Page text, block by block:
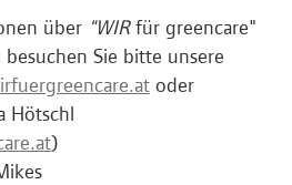
über "WIRfür greencare"
Sie bitte unsere
oder
Hötschl
)